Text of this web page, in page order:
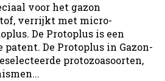
voor het gazon
verrijkt met micro-
De Protoplus is een
De Protoplus in Gazon-
protozoasoorten,